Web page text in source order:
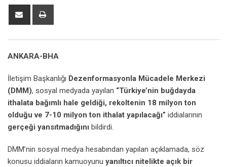
Share
ANKARA-BHA
İletişim Başkanlığı Dezenformasyonla Mücadele Merkezi
(DMM), sosyal medyada yayılan “Türkiye’nin buğdayda
ithalata bağımlı hale geldiği, rekoltenin 18 milyon ton
olduğu ve 7-10 milyon ton ithalat yapılacağı” iddialarının
gerçeği yansıtmadığını bildirdi.
DMM’nin sosyal medya hesabından yapılan açıklamada, söz
konusu iddiaların kamuoyunu yanıltıcı nitelikte açık bir